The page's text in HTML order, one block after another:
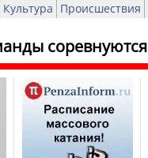
Культура Происшествия
соревнуются